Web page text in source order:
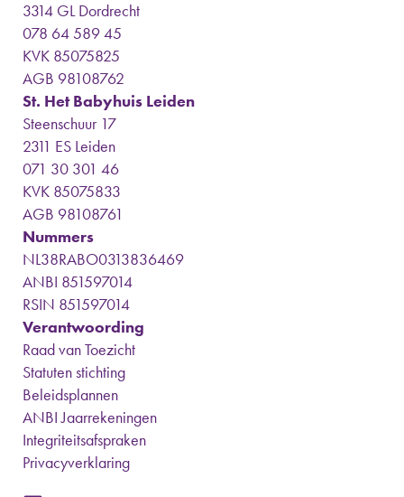
3314 GL Dordrecht
078 64 589 45
KVK 85075825
AGB 98108762
St. Het Babyhuis Leiden
Steenschuur 17
2311 ES Leiden
071 30 301 46
KVK 85075833
AGB 98108761
Nummers
NL38RABO0313836469
ANBI 851597014
RSIN 851597014
Verantwoording
Raad van Toezicht
Statuten stichting
Beleidsplannen
ANBI Jaarrekeningen
Integriteitsafspraken
Privacyverklaring